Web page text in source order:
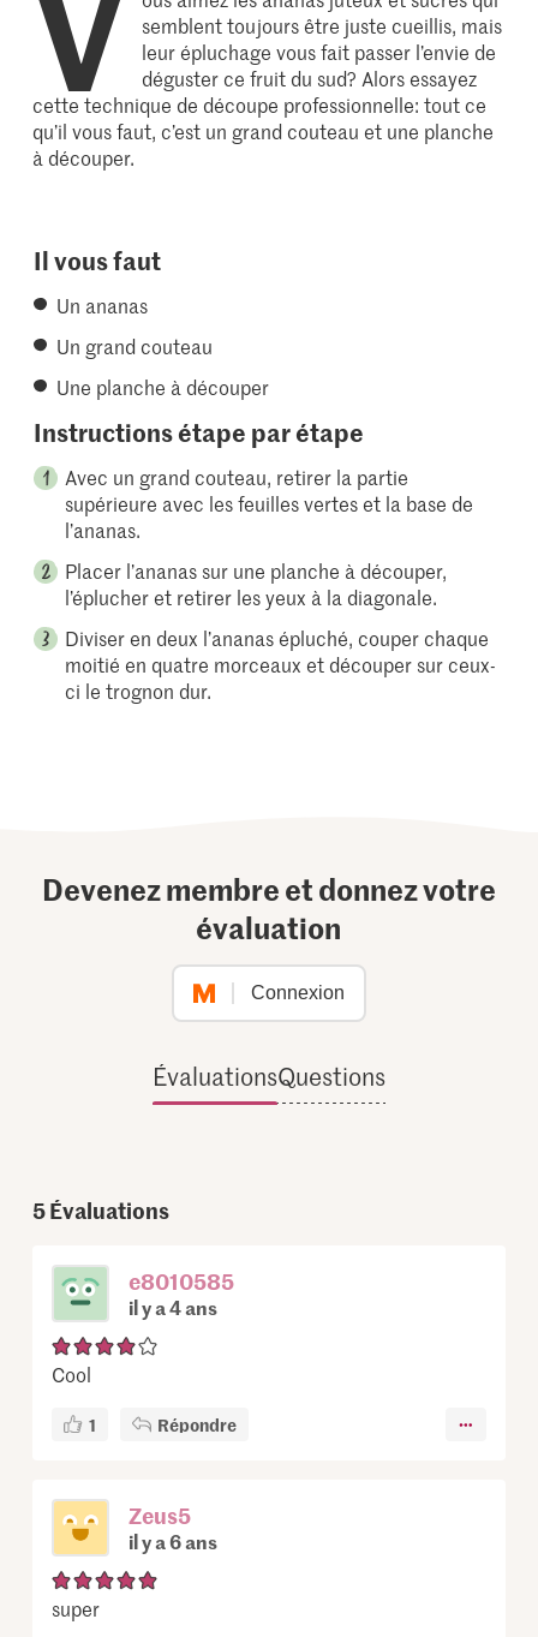
semblent toujours être juste cueillis, mais
leur épluchage vous fait passer l’envie de
déguster ce fruit du sud? Alors essayez
cette technique de découpe professionnelle: tout ce
qu’il vous faut, c’est un grand couteau et une planche
à découper.
Il vous faut
Un ananas
Un grand couteau
Une planche à découper
Instructions étape par étape
Avec un grand couteau, retirer la partie
supérieure avec les feuilles vertes et la base de
l’ananas.
Placer l’ananas sur une planche à découper,
l’éplucher et retirer les yeux à la diagonale.
Diviser en deux l’ananas épluché, couper chaque
moitié en quatre morceaux et découper sur ceux-
ci le trognon dur.
Devenez membre et donnez votre
évaluation
Connexion
ÉvaluationsQuestions
5Évaluations
e8010585
il y a 4 ans
Cool
1 Répondre
Zeus5
il y a 6 ans
super